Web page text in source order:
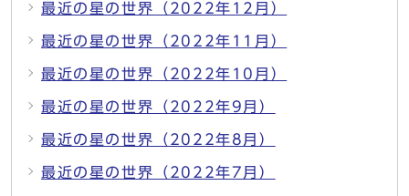
最近の星の世界（2022年12月）
最近の星の世界（2022年11月）
最近の星の世界（2022年10月）
最近の星の世界（2022年9月）
最近の星の世界（2022年8月）
最近の星の世界（2022年7月）